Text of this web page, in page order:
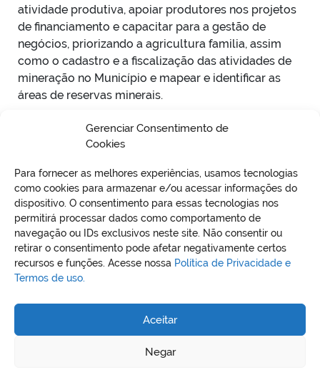
Gerenciar Consentimento de
Cookies
Para fornecer as melhores experiências, usamos tecnologias
como cookies para armazenar e/ou acessar informações do
dispositivo. O consentimento para essas tecnologias nos
permitirá processar dados como comportamento de
navegação ou IDs exclusivos neste site. Não consentir ou
retirar o consentimento pode afetar negativamente certos
recursos e funções. Acesse nossa Política de Privacidade e
Termos de uso.
Aceitar
Negar
atividade produtiva, apoiar produtores nos projetos
de financiamento e capacitar para a gestão de
negócios, priorizando a agricultura familia, assim
como o cadastro e a fiscalização das atividades de
mineração no Município e mapear e identificar as
áreas de reservas minerais.